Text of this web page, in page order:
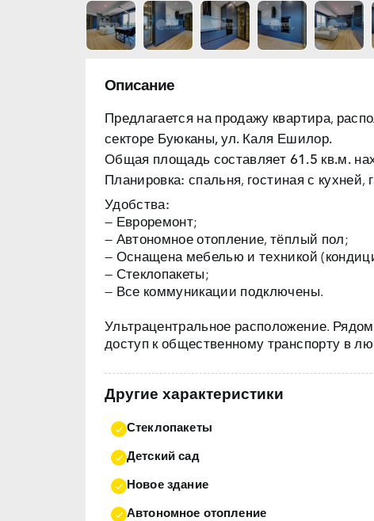
Описание
Предлагается на продажу квартира,
секторе Буюканы, ул. Каля Ешилор.
Общая площадь составляет 61.5 кв.м.
Планировка:
Удобства:
— Евроремонт;
— Автономное отопление, тёплый пол;
— Оснащена мебелью и техникой
— Стеклопакеты;
— Все коммуникации подключены.
Ультрацентральное расположение.
доступ к общественному транспорту в
Другие характеристики
Стеклопакеты
Детский сад
Новое здание
Автономное отопление